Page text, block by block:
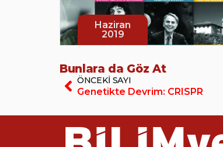
Haziran
2019
Bunlara da Göz At
ÖNCEKI SAYI
Genetikte Devrim: CRISPR